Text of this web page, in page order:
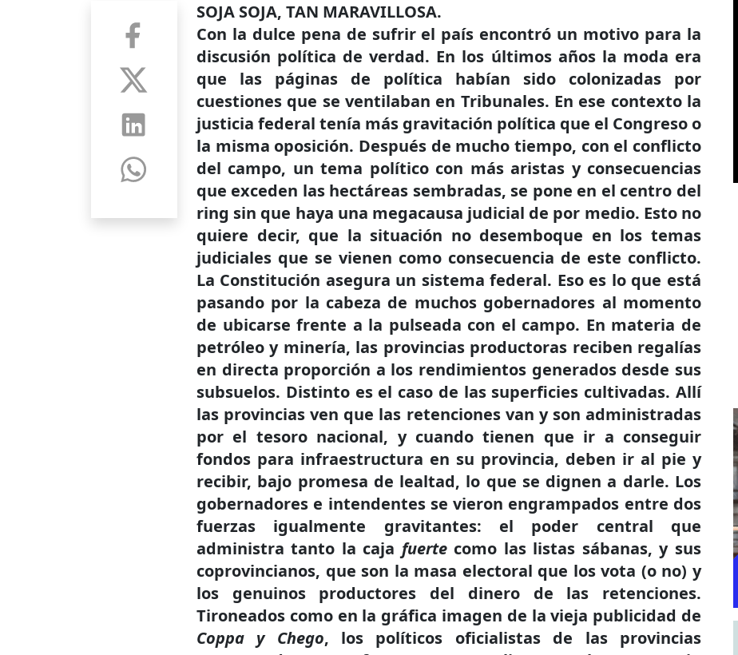
SOJA SOJA, TAN MARAVILLOSA.
Con la dulce pena de sufrir el país encontró un motivo para la
discusión política de verdad. En los últimos años la moda era
que las páginas de política habían sido colonizadas por
cuestiones que se ventilaban en Tribunales. En ese contexto la
justicia federal tenía más gravitación política que el Congreso o
la misma oposición. Después de mucho tiempo, con el conflicto
del campo, un tema político con más aristas y consecuencias
que exceden las hectáreas sembradas, se pone en el centro del
ring sin que haya una megacausa judicial de por medio. Esto no
quiere decir, que la situación no desemboque en los temas
judiciales que se vienen como consecuencia de este conflicto.
La Constitución asegura un sistema federal. Eso es lo que está
pasando por la cabeza de muchos gobernadores al momento
de ubicarse frente a la pulseada con el campo. En materia de
petróleo y minería, las provincias productoras reciben regalías
en directa proporción a los rendimientos generados desde sus
subsuelos. Distinto es el caso de las superficies cultivadas. Allí
las provincias ven que las retenciones van y son administradas
por el tesoro nacional, y cuando tienen que ir a conseguir
fondos para infraestructura en su provincia, deben ir al pie y
recibir, bajo promesa de lealtad, lo que se dignen a darle. Los
gobernadores e intendentes se vieron engrampados entre dos
fuerzas igualmente gravitantes: el poder central que
administra tanto la caja fuertecomo las listas sábanas, y sus
coprovincianos, que son la masa electoral que los vota (o no) y
los genuinos productores del dinero de las retenciones.
Tironeados como en la gráfica imagen de la vieja publicidad de
Coppa y Chego, los políticos oficialistas de las provincias